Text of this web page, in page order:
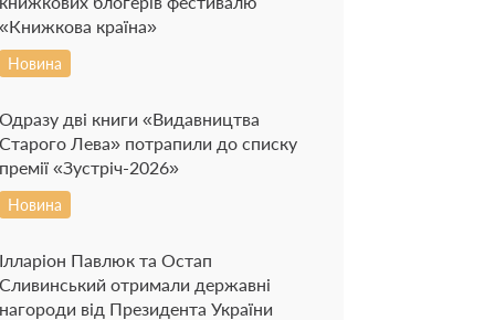
«Книжкова країна»
Новина
Одразу дві книги «Видавництва
Старого Лева» потрапили до списку
премії «Зустріч-2026»
Новина
Ілларіон Павлюк та Остап
Сливинський отримали державні
нагороди від Президента України